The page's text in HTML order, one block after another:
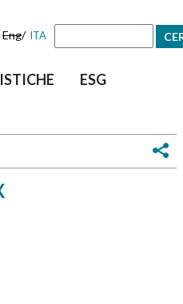
ESG
Eng/ ITA